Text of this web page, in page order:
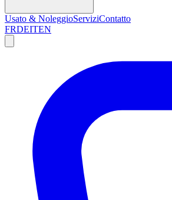
Usato & NoleggioServiziContatto
FRDEITEN